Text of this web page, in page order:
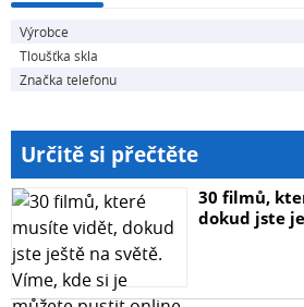
Výrobce
Tloušťka skla
Značka telefonu
Určitě si přečtěte
30 filmů,
dokud jste